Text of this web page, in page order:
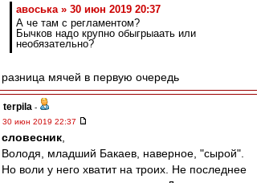
авоська » 30 июн 2019 20:37
А че там с регламентом?
Бычков надо крупно обыгрыаать или
необязательно?
разница мячей в первую очередь
terpila -
30 июн 2019 22:37
словесник
Володя, младший Бакаев, наверное, "сырой".
Но воли у него хватит на троих. Не последнее